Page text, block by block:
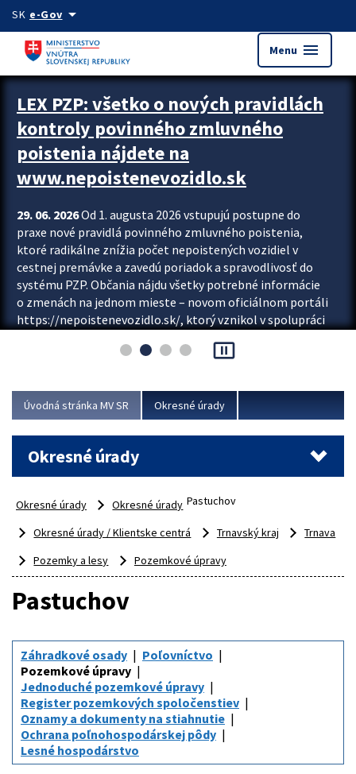
Preskocit na hlavný obsah
SK e-Govarrow_drop_down
Menu menu
Zastavit automatický posun upútavok
LEX PZP: všetko o nových pravidlách
kontroly povinného zmluvného
poistenia nájdete na
www.nepoistenevozidlo.sk
29. 06. 2026Od 1. augusta 2026 vstupujú postupne do
praxe nové pravidlá povinného zmluvného poistenia,
ktoré radikálne znížia počet nepoistených vozidiel v
cestnej premávke a zavedú poriadok a spravodlivosť do
systému PZP. Občania nájdu všetky potrebné informácie
o zmenách na jednom mieste – novom oficiálnom portáli
https://nepoistenevozidlo.sk/, ktorý vznikol v spolupráci
asociácie poisťovní (SLASPO) a Ministerstva vnútra SR.
Viac
pause_presentation
Úvodná stránka MV SR Okresné úrady
Okresné úrady
Okresné úrady
Okresné úrady
Okresné úrady / Klientske centrá
Trnavský kraj
Trnava
Pozemky a lesy
Pozemkové úpravy
Pastuchov
Pastuchov
Záhradkové osady
Poľovníctvo
Pozemkové úpravy
Jednoduché pozemkové úpravy
Register pozemkových spoločenstiev
Oznamy a dokumenty na stiahnutie
Ochrana poľnohospodárskej pôdy
Lesné hospodárstvo